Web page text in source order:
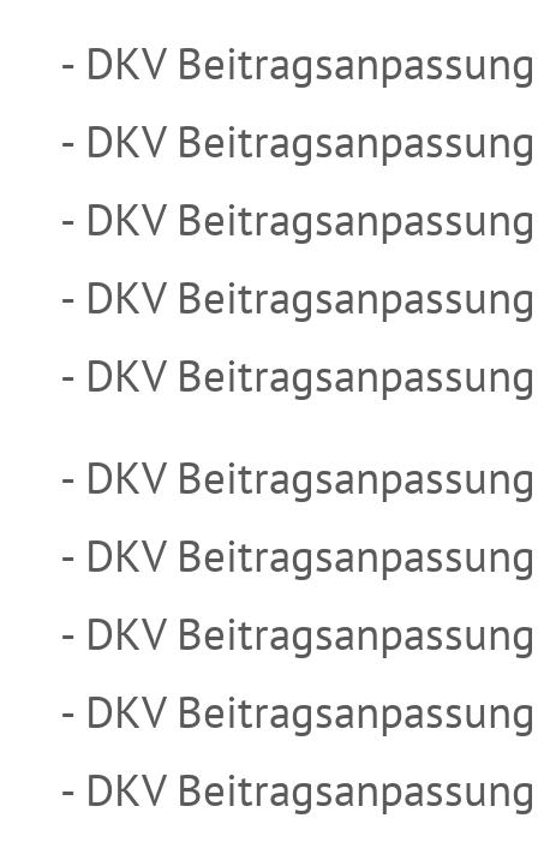
- DKV
- DKV
- DKV
- DKV
- DKV
- DKV
- DKV
- DKV
- DKV
- DKV